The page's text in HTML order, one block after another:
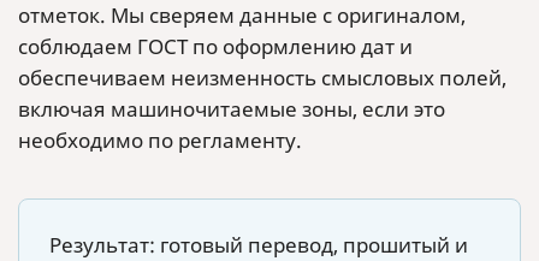
отметок. Мы сверяем данные с оригиналом,
соблюдаем ГОСТ по оформлению дат и
обеспечиваем неизменность смысловых полей,
включая машиночитаемые зоны, если это
необходимо по регламенту.
Результат: готовый перевод, прошитый и